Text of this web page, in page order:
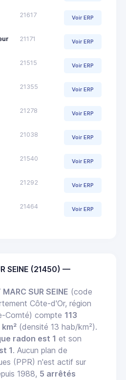
21617 Voir ERP
21171 Voir ERP
21515 Voir ERP
21355 Voir ERP
21278 Voir ERP
21038 Voir ERP
21540 Voir ERP
21292 Voir ERP
21464 Voir ERP
SEINE (21450) —
MARC SUR SEINE (code
Côte-d'Or, région
Comté) compte 113
(densité 13 hab/km²).
radon est 1 et son
1. Aucun plan de
(PPR) n'est actif sur
1988, 5 arrêtés